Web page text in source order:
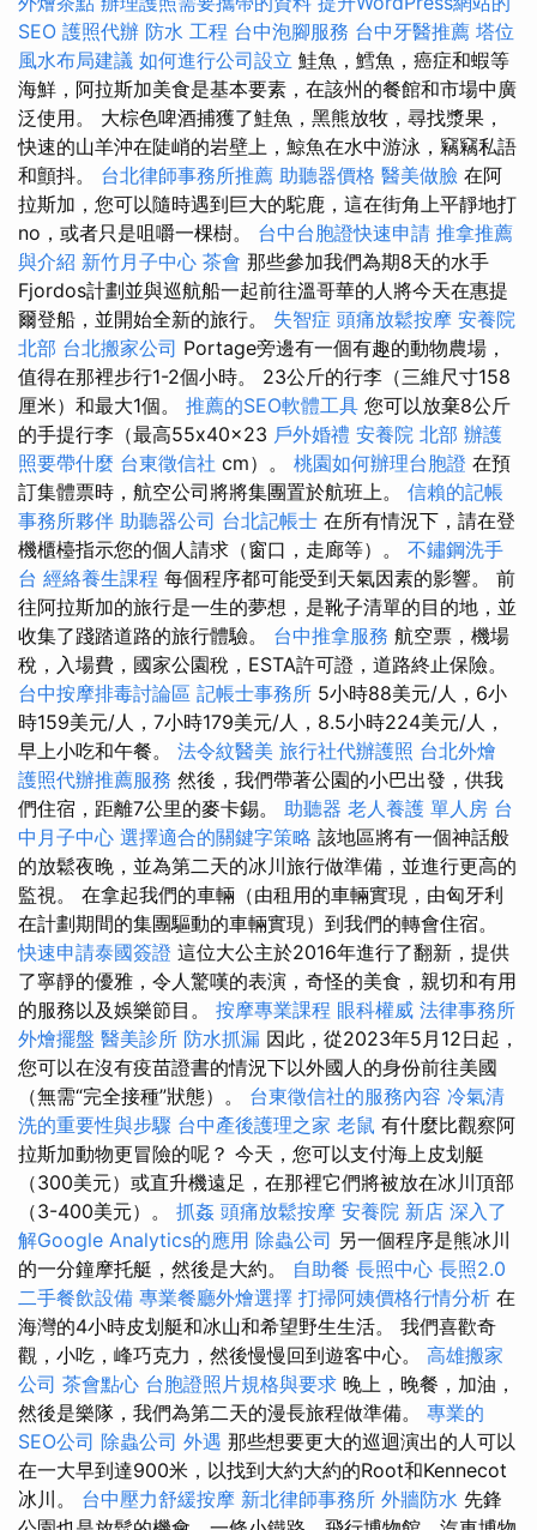
SEO 護照代辦 防水 工程 台中泡腳服務 台中牙醫推薦 塔位
風水布局建議 如何進行公司設立 鮭魚，鱈魚，癌症和蝦等
海鮮，阿拉斯加美食是基本要素，在該州的餐館和市場中廣
泛使用。 大棕色啤酒捕獲了鮭魚，黑熊放牧，尋找漿果，
快速的山羊沖在陡峭的岩壁上，鯨魚在水中游泳，竊竊私語
和顫抖。 台北律師事務所推薦 助聽器價格 醫美做臉 在阿
拉斯加，您可以隨時遇到巨大的駝鹿，這在街角上平靜地打
no，或者只是咀嚼一棵樹。 台中台胞證快速申請 推拿推薦
與介紹 新竹月子中心 茶會 那些參加我們為期8天的水手
Fjordos計劃並與巡航船一起前往溫哥華的人將今天在惠提
爾登船，並開始全新的旅行。 失智症 頭痛放鬆按摩 安養院
北部 台北搬家公司 Portage旁邊有一個有趣的動物農場，
值得在那裡步行1-2個小時。 23公斤的行李（三維尺寸158
厘米）和最大1個。 推薦的SEO軟體工具 您可以放棄8公斤
的手提行李（最高55x40x23 戶外婚禮 安養院 北部 辦護
照要帶什麼 台東徵信社 cm）。 桃園如何辦理台胞證 在預
訂集體票時，航空公司將將集團置於航班上。 信賴的記帳
事務所夥伴 助聽器公司 台北記帳士 在所有情況下，請在登
機櫃檯指示您的個人請求（窗口，走廊等）。 不鏽鋼洗手
台 經絡養生課程 每個程序都可能受到天氣因素的影響。 前
往阿拉斯加的旅行是一生的夢想，是靴子清單的目的地，並
收集了踐踏道路的旅行體驗。 台中推拿服務 航空票，機場
稅，入場費，國家公園稅，ESTA許可證，道路終止保險。
台中按摩排毒討論區 記帳士事務所 5小時88美元/人，6小
時159美元/人，7小時179美元/人，8.5小時224美元/人，
早上小吃和午餐。 法令紋醫美 旅行社代辦護照 台北外燴
護照代辦推薦服務 然後，我們帶著公園的小巴出發，供我
們住宿，距離7公里的麥卡錫。 助聽器 老人養護 單人房 台
中月子中心 選擇適合的關鍵字策略 該地區將有一個神話般
的放鬆夜晚，並為第二天的冰川旅行做準備，並進行更高的
監視。 在拿起我們的車輛（由租用的車輛實現，由匈牙利
在計劃期間的集團驅動的車輛實現）到我們的轉會住宿。
快速申請泰國簽證 這位大公主於2016年進行了翻新，提供
了寧靜的優雅，令人驚嘆的表演，奇怪的美食，親切和有用
的服務以及娛樂節目。 按摩專業課程 眼科權威 法律事務所
外燴擺盤 醫美診所 防水抓漏 因此，從2023年5月12日起，
您可以在沒有疫苗證書的情況下以外國人的身份前往美國
（無需“完全接種”狀態）。 台東徵信社的服務內容 冷氣清
洗的重要性與步驟 台中產後護理之家 老鼠 有什麼比觀察阿
拉斯加動物更冒險的呢？ 今天，您可以支付海上皮划艇
（300美元）或直升機遠足，在那裡它們將被放在冰川頂部
（3-400美元）。 抓姦 頭痛放鬆按摩 安養院 新店 深入了
解Google Analytics的應用 除蟲公司 另一個程序是熊冰川
的一分鐘摩托艇，然後是大約。 自助餐 長照中心 長照2.0
二手餐飲設備 專業餐廳外燴選擇 打掃阿姨價格行情分析 在
海灣的4小時皮划艇和冰山和希望野生生活。 我們喜歡奇
觀，小吃，峰巧克力，然後慢慢回到遊客中心。 高雄搬家
公司 茶會點心 台胞證照片規格與要求 晚上，晚餐，加油，
然後是樂隊，我們為第二天的漫長旅程做準備。 專業的
SEO公司 除蟲公司 外遇 那些想要更大的巡迴演出的人可以
在一大早到達900米，以找到大約大約的Root和Kennecot
冰川。 台中壓力舒緩按摩 新北律師事務所 外牆防水 先鋒